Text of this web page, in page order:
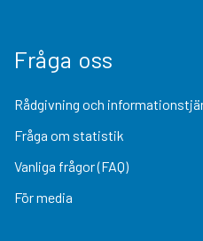
Fråga oss
Rådgivning och
Fråga om statistik
Vanliga frågor (FAQ)
För media